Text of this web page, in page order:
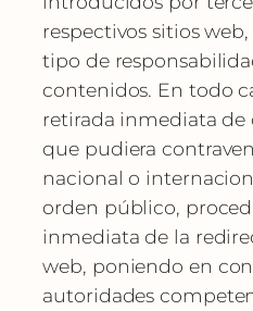
respectivos sitios
tipo de
contenidos. En todo
retirada inmediata
que pudiera
nacional o
orden público,
inmediata de la
web, poniendo en
autoridades